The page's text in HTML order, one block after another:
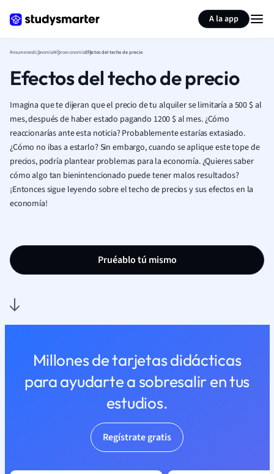
A la app
ResumenesEconomíaMicroeconomíaEfectos del techo de precio
Efectos del techo de precio
Imagina que te dijeran que el precio de tu alquiler se limitaría a 500 $ al
mes, después de haber estado pagando 1200 $ al mes. ¿Cómo
reaccionarías ante esta noticia? Probablemente estarías extasiado.
¿Cómo no ibas a estarlo? Sin embargo, cuando se aplique este tope de
precios, podría plantear problemas para la economía. ¿Quieres saber
cómo algo tan bienintencionado puede tener malos resultados?
¡Entonces sigue leyendo sobre el techo de precios y sus efectos en la
economía!
Pruéablo tú mismo
Millones de tarjetas didácticas
para ayudarte a sobresalir en tus
estudios.
Regístrate gratis
Resumir página